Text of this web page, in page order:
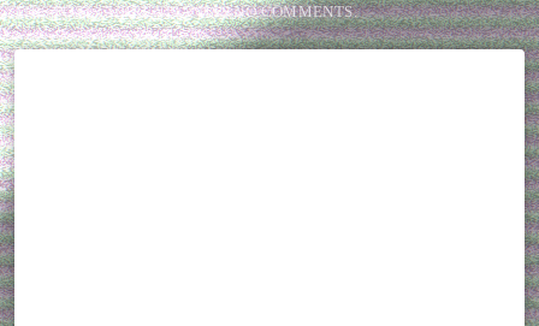
THIS POST CURRENTLY HAS NO COMMENTS.